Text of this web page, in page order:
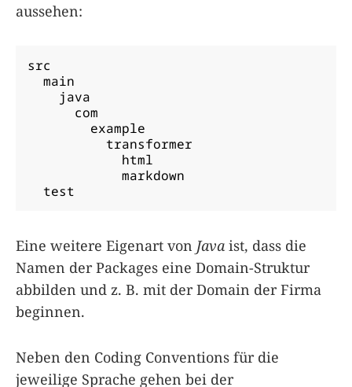
aussehen:
src
  main
    java
      com
        example
          transformer
            html
            markdown
  test
Eine weitere Eigenart von Java ist, dass die
Namen der Packages eine Domain-Struktur
abbilden und z. B. mit der Domain der Firma
beginnen.
Neben den Coding Conventions für die
jeweilige Sprache gehen bei der